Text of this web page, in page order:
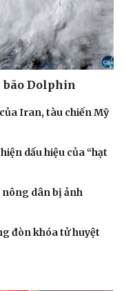
bão Dolphin
Iran, tàu chiến Mỹ
dấu hiệu của “hạt
dân bị ảnh
đòn khóa tử huyệt